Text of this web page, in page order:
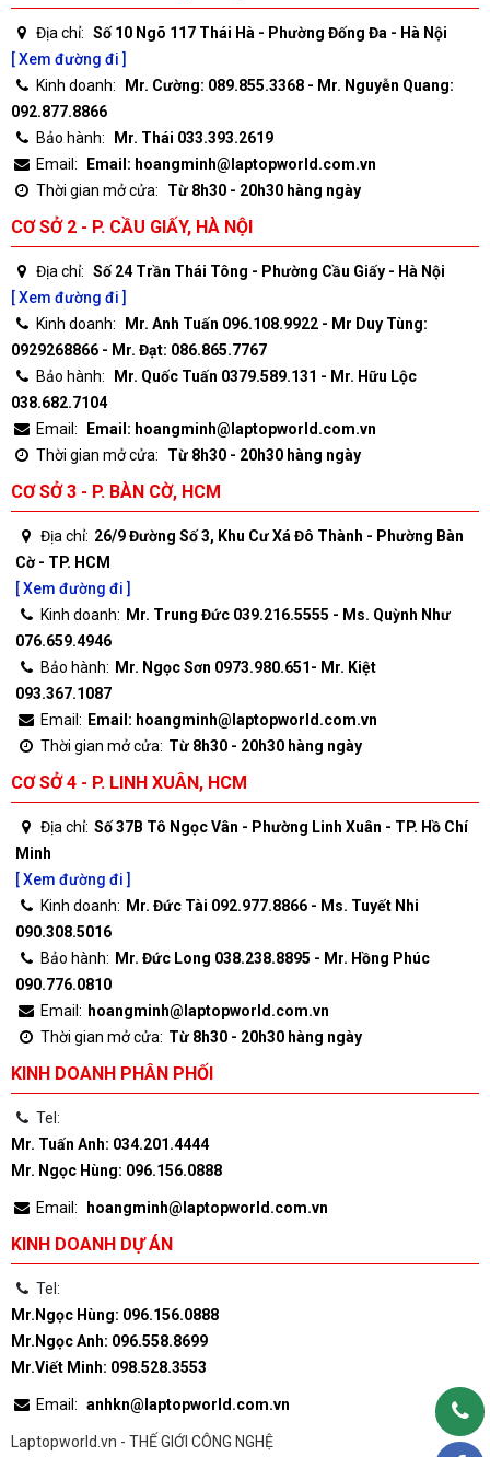
Địa chỉ: Số 10 Ngõ 117 Thái Hà - Phường Đống Đa - Hà Nội
[ Xem đường đi ]
Kinh doanh:
Mr. Cường: 089.855.3368 - Mr. Nguyễn Quang:
092.877.8866
Bảo hành:
Mr. Thái 033.393.2619
Email:
Email: hoangminh@laptopworld.com.vn
Thời gian mở cửa:
Từ 8h30 - 20h30 hàng ngày
CƠ SỞ 2 - P. CẦU GIẤY, HÀ NỘI
Địa chỉ: Số 24 Trần Thái Tông - Phường Cầu Giấy - Hà Nội
[ Xem đường đi ]
Kinh doanh:
Mr. Anh Tuấn 096.108.9922 - Mr Duy Tùng:
0929268866 - Mr. Đạt: 086.865.7767
Bảo hành:
Mr. Quốc Tuấn 0379.589.131 - Mr. Hữu Lộc
038.682.7104
Email:
Email: hoangminh@laptopworld.com.vn
Thời gian mở cửa:
Từ 8h30 - 20h30 hàng ngày
CƠ SỞ 3 - P. BÀN CỜ, HCM
Địa chỉ: 26/9 Đường Số 3, Khu Cư Xá Đô Thành - Phường Bàn
Cờ - TP. HCM
[ Xem đường đi ]
Kinh doanh: Mr. Trung Đức 039.216.5555 - Ms. Quỳnh Như
076.659.4946
Bảo hành: Mr. Ngọc Sơn 0973.980.651- Mr. Kiệt
093.367.1087
Email: Email: hoangminh@laptopworld.com.vn
Thời gian mở cửa: Từ 8h30 - 20h30 hàng ngày
CƠ SỞ 4 - P. LINH XUÂN, HCM
Địa chỉ: Số 37B Tô Ngọc Vân - Phường Linh Xuân - TP. Hồ Chí
Minh
[ Xem đường đi ]
Kinh doanh: Mr. Đức Tài 092.977.8866 - Ms. Tuyết Nhi
090.308.5016
Bảo hành: Mr. Đức Long 038.238.8895 - Mr. Hồng Phúc
090.776.0810
Email: hoangminh@laptopworld.com.vn
Thời gian mở cửa: Từ 8h30 - 20h30 hàng ngày
KINH DOANH PHÂN PHỐI
Tel:
Mr. Tuấn Anh: 034.201.4444
Mr. Ngọc Hùng: 096.156.0888
Email: hoangminh@laptopworld.com.vn
KINH DOANH DỰ ÁN
Tel:
Mr.Ngọc Hùng: 096.156.0888
Mr.Ngọc Anh: 096.558.8699
Mr.Viết Minh: 098.528.3553
Email: anhkn@laptopworld.com.vn
Laptopworld.vn - THẾ GIỚI CÔNG NGHỆ